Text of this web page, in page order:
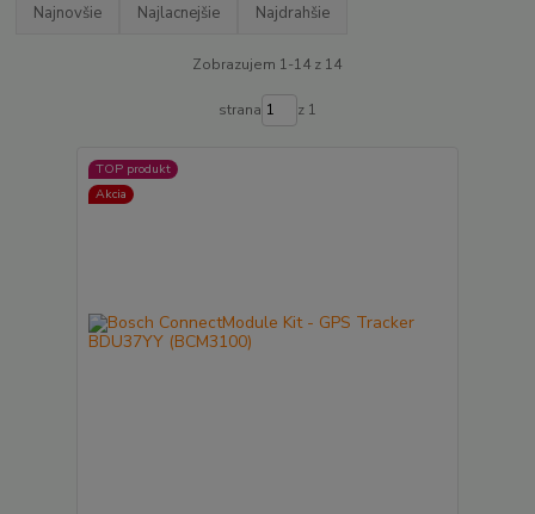
Najnovšie Najlacnejšie Najdrahšie
Zobrazujem 1-14 z 14
strana z 1
TOP produkt
Akcia